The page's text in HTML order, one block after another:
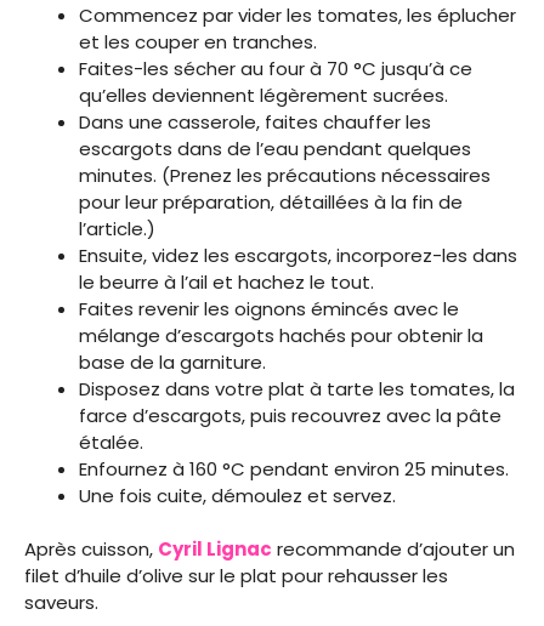
Commencez par vider les tomates, les éplucher
et les couper en tranches.
Faites-les sécher au four à 70 °C jusqu’à ce
qu’elles deviennent légèrement sucrées.
Dans une casserole, faites chauffer les
escargots dans de l’eau pendant quelques
minutes. (Prenez les précautions nécessaires
pour leur préparation, détaillées à la fin de
l’article.)
Ensuite, videz les escargots, incorporez-les dans
le beurre à l’ail et hachez le tout.
Faites revenir les oignons émincés avec le
mélange d’escargots hachés pour obtenir la
base de la garniture.
Disposez dans votre plat à tarte les tomates, la
farce d’escargots, puis recouvrez avec la pâte
étalée.
Enfournez à 160 °C pendant environ 25 minutes.
Une fois cuite, démoulez et servez.
Après cuisson, Cyril Lignac recommande d’ajouter un
filet d’huile d’olive sur le plat pour rehausser les
saveurs.